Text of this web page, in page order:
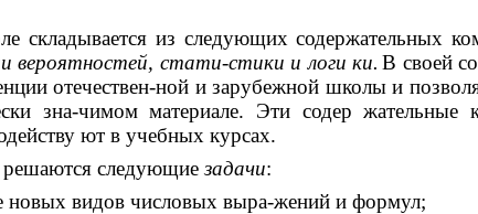
складывается из следующих содержательных
вероятностей, стати-стики и логи ки. В своей
отечествен-ной и зарубежной школы и
зна-чимом материале. Эти содер жательные
ют в учебных курсах.
решаются следующиезадачи:
новых видов числовых выра-жений и формул;